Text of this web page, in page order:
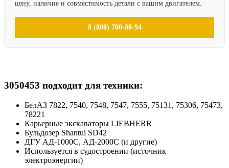
цену, наличие и совместимость детали с вашим двигателем.
8 (800) 700-80-94
3050453 подходит для техники:
БелАЗ 7822, 7540, 7548, 7547, 7555, 75131, 75306, 75473,
78221
Карьерные экскаваторы LIEBHERR
Бульдозер Shantui SD42
ДГУ АД-1000С, АД-2000С (и другие)
Используется в судостроении (источник
электроэнергии)